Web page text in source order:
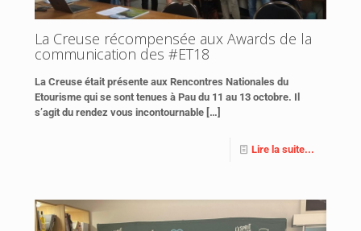
La Creuse récompensée aux Awards de la
communication des #ET18
La Creuse était présente aux Rencontres Nationales du
Etourisme qui se sont tenues à Pau du 11 au 13 octobre. Il
s’agit du rendez vous incontournable […]
Lire la suite...